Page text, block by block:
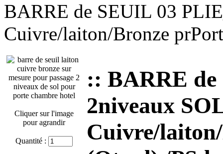
BARRE de SEUIL 03
Cuivre/laiton/Bronze
Cliquer sur l'image
pour agrandir
Quantité :
:: BARRE
2niveaux
Cuivre/